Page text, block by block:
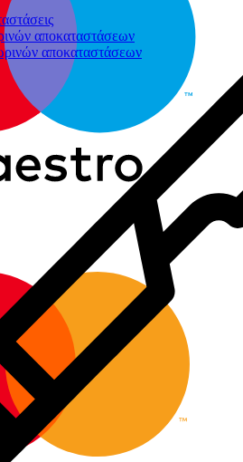
αποκαταστάσεων
αποκαταστάσεων